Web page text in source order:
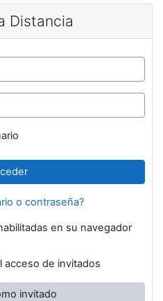
Distancia
o contraseña?
en su navegador
acceso de invitados
invitado